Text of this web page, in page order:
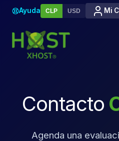
Ayuda CLP USD Mi
Contacto
Agenda una